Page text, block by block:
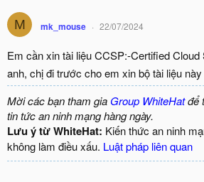
M mk_mouse 22/07/2024
Em cần xin tài liệu CCSP:-Certified
anh, chị đi trước cho em xin bộ tài liệu
Mời các bạn tham gia Group WhiteHatđể
tin tức an ninh mạng hàng ngày.
Lưu ý từ WhiteHat: Kiến thức an ninh
không làm điều xấu. Luật pháp liên quan